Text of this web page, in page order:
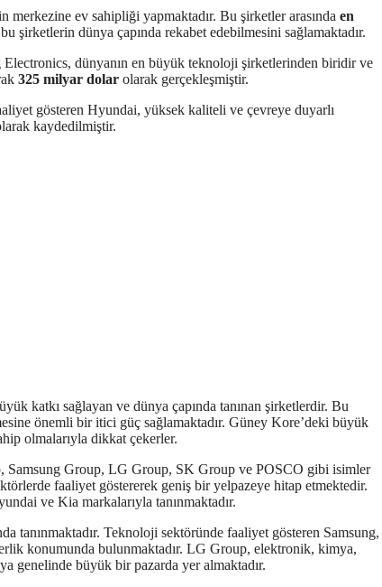
ev sahipliği yapmaktadır. Bu şirketler arasında en
şirketlerin dünya çapında rekabet edebilmesini sağlamaktadır.
Electronics, dünyanın en büyük teknoloji şirketlerinden biridir ve
325 milyar dolar olarak gerçekleşmiştir.
gösteren Hyundai, yüksek kaliteli ve çevreye duyarlı
kaydedilmiştir.
katkı sağlayan ve dünya çapında tanınan şirketlerdir. Bu
önemli bir itici güç sağlamaktadır. Güney Kore’deki büyük
olmalarıyla dikkat çekerler.
Samsung Group, LG Group, SK Group ve POSCO gibi isimler
faaliyet göstererek geniş bir yelpazeye hitap etmektedir.
ve Kia markalarıyla tanınmaktadır.
tanınmaktadır. Teknoloji sektöründe faaliyet gösteren Samsung,
konumunda bulunmaktadır. LG Group, elektronik, kimya,
genelinde büyük bir pazarda yer almaktadır.